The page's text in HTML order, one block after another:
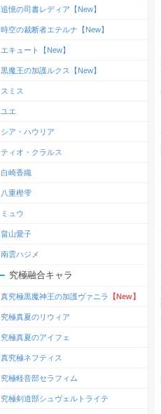
追憶の司書レディア【New】
時空の裁断者エテルナ【New】
エキュート【New】
黒魔王の加護ルクス【New】
スミス
ユエ
シア・ハウリア
ティオ・クラルス
白崎香織
八重樫雫
ミュウ
畠山愛子
南雲ハジメ
究極融合キャラ
真究極黒魔神王の加護ヴァニラ 【New】
究極真夏のリウィア
究極真夏のアイフェ
真究極ネフティス
究極軽音部セラフィム
究極剣道部シュヴェルトライテ